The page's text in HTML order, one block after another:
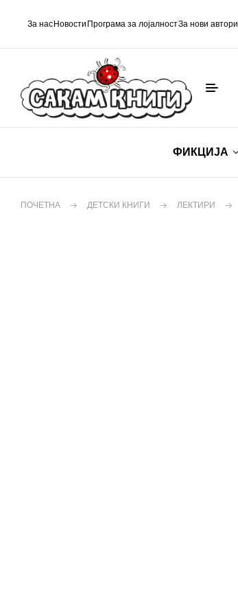
За нас Новости Програма за лојалностЗа нови автори
ФИКЦИЈА
ПОЧЕТНА ДЕТСКИ КНИГИ ЛЕКТИРИ